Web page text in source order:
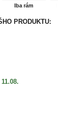
Iba rám
PRODUKTU: